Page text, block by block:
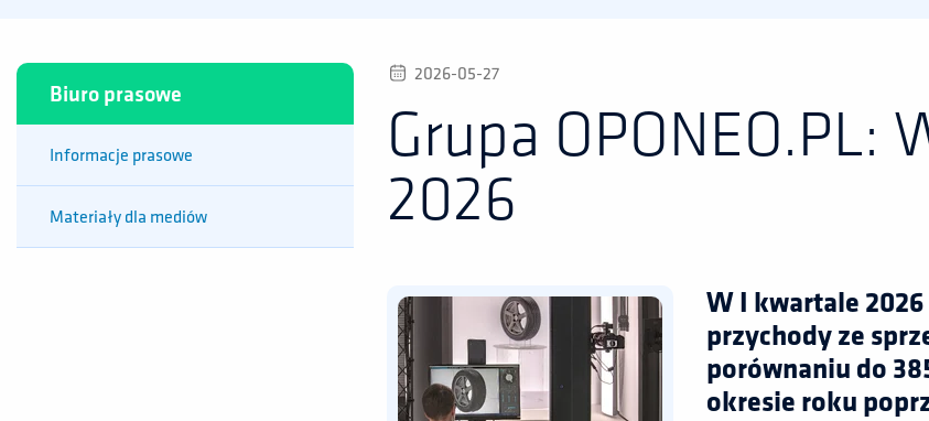
Biuro prasowe
Informacje prasowe
Materiały dla mediów
2026-05-27
Grupa OPONEO.PL:
2026
W I kwartale 2026
przychody ze
porównaniu do
okresie roku